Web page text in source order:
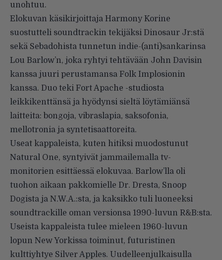
unohtuu.
Elokuvan käsikirjoittaja Harmony Korine
suostutteli soundtrackin tekijäksi Dinosaur Jr:stä
sekä Sebadohista tunnetun indie-(anti)sankarinsa
Lou Barlow’n, joka ryhtyi tehtävään John Davisin
kanssa juuri perustamansa Folk Implosionin
kanssa. Duo teki Fort Apache -studiosta
leikkikenttänsä ja hyödynsi sieltä löytämiänsä
laitteita: bongoja, vibraslapia, saksofonia,
mellotronia ja syntetisaattoreita.
Useat kappaleista, kuten hitiksi muodostunut
Natural One, syntyivät jammailemalla tv-
monitorien esittäessä elokuvaa. Barlow’lla oli
tuohon aikaan pakkomielle Dr. Dresta, Snoop
Dogista ja N.W.A.:sta, ja kaksikko tuli luoneeksi
soundtrackille oman versionsa 1990-luvun R&B:sta.
Useista kappaleista tulee mieleen 1960-luvun
lopun New Yorkissa toiminut, futuristinen
kulttiyhtye Silver Apples. Uudelleenjulkaisulla